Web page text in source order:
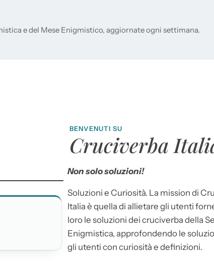
e del Mese Enigmistico, aggiornate ogni settimana.
BENVENUTI SU
Cruciverba
Non solo soluzioni!
Soluzioni e Curiosità. La mission di
Italia è quella di allietare gli utenti
loro le soluzioni dei cruciverba della
Enigmistica, approfondendo le
gli utenti con curiosità e definizioni.